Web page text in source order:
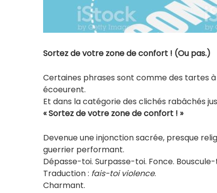
Sortez de votre zone de confort ! (Ou pas.)
Certaines phrases sont comme des tartes
écoeurent.
Et dans la catégorie des clichés rabâchés
« Sortez de votre zone de confort ! »
Devenue une injonction sacrée, presque
guerrier performant.
Dépasse-toi. Surpasse-toi. Fonce. Bouscule-
Traduction : fais-toi violence.
Charmant.